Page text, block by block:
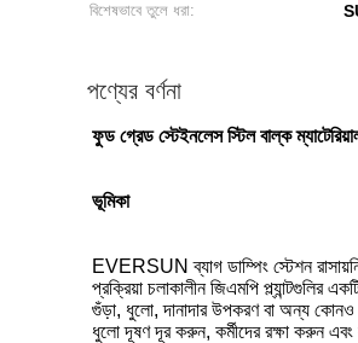
বিশেষভাবে তুলে ধরা:
পণ্যের বর্ণনা
ফুড গ্রেড স্টেইনলেস স্টিল বাল্ক
ভূমিকা
EVERSUN ব্যাগ ডাম্পিং স্টেশন
প্রক্রিয়া চলাকালীন জিএমপি প্ল্যান্টগুলির
গুঁড়া, ধুলো, দানাদার উপকরণ বা অন্য
ধুলো দূষণ দূর করুন, কর্মীদের রক্ষা করুন